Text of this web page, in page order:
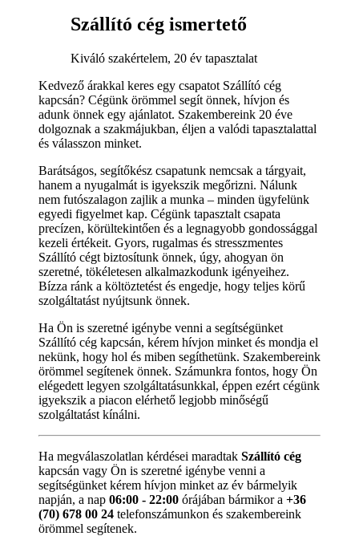
Szállító cég ismertető
Kiváló szakértelem, 20 év tapasztalat
Kedvező árakkal keres egy csapatot Szállító cég
kapcsán? Cégünk örömmel segít önnek, hívjon és
adunk önnek egy ajánlatot. Szakembereink 20 éve
dolgoznak a szakmájukban, éljen a valódi tapasztalattal
és válasszon minket.
Barátságos, segítőkész csapatunk nemcsak a tárgyait,
hanem a nyugalmát is igyekszik megőrizni. Nálunk
nem futószalagon zajlik a munka – minden ügyfelünk
egyedi figyelmet kap. Cégünk tapasztalt csapata
precízen, körültekintően és a legnagyobb gondossággal
kezeli értékeit. Gyors, rugalmas és stresszmentes
Szállító cégt biztosítunk önnek, úgy, ahogyan ön
szeretné, tökéletesen alkalmazkodunk igényeihez.
Bízza ránk a költöztetést és engedje, hogy teljes körű
szolgáltatást nyújtsunk önnek.
Ha Ön is szeretné igénybe venni a segítségünket
Szállító cég kapcsán, kérem hívjon minket és mondja el
nekünk, hogy hol és miben segíthetünk. Szakembereink
örömmel segítenek önnek. Számunkra fontos, hogy Ön
elégedett legyen szolgáltatásunkkal, éppen ezért cégünk
igyekszik a piacon elérhető legjobb minőségű
szolgáltatást kínálni.
Ha megválaszolatlan kérdései maradtak Szállító cég
kapcsán vagy Ön is szeretné igénybe venni a
segítségünket kérem hívjon minket az év bármelyik
napján, a nap 06:00 - 22:00 órájában bármikor a +36
(70) 678 00 24 telefonszámunkon és szakembereink
örömmel segítenek.